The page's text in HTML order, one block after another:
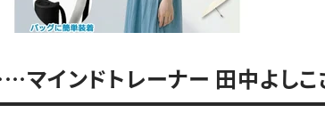
マインドトレーナー 田中よしこ